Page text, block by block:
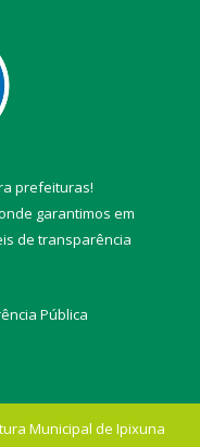
prefeituras!
garantimos em
de transparência
Pública
Municipal de Ipixuna